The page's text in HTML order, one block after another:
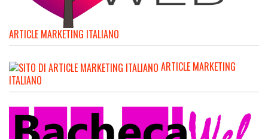
ARTICLE MARKETING ITALIANO
ARTICLE MARKETING
ITALIANO